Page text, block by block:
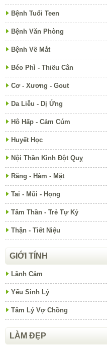
Bệnh Tuổi Teen
Bệnh Văn Phòng
Bệnh Về Mắt
Béo Phì - Thiếu Cân
Cơ - Xương - Gout
Da Liễu - Dị Ứng
Hô Hấp - Cảm Cúm
Huyết Học
Nội Thần Kinh Đột Quỵ
Răng - Hàm - Mặt
Tai - Mũi - Họng
Tâm Thần - Trẻ Tự Kỷ
Thận - Tiết Niệu
GIỚI TÍNH
Lãnh Cảm
Yếu Sinh Lý
Tâm Lý Vợ Chồng
LÀM ĐẸP